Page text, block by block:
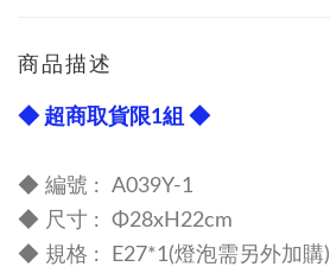
商品描述
◆ 超商取貨限1組 ◆
◆ 編號 : A039Y-1
◆ 尺寸 : Φ28xH22cm
◆ 規格 : E27*1(燈泡需另外加購)